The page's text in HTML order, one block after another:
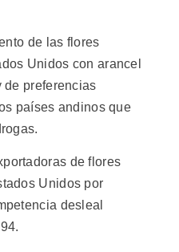
de las flores
Unidos con arancel
de preferencias
países andinos que
de flores
Unidos por
desleal